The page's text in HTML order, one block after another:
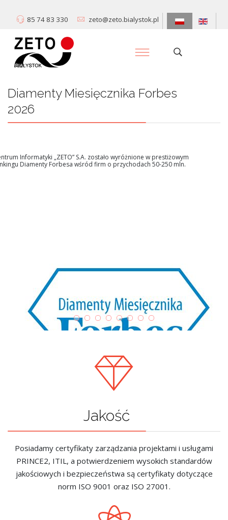
85 74 83 330 zeto@zeto.bialystok.pl
Diamenty Miesięcznika Forbes
2026
Centrum Informatyki „ZETO” S.A. zostało wyróżnione w prestiżowym
rankingu Diamenty Forbesa wśród firm o przychodach 50-250 mln.
Jakość
Posiadamy certyfikaty zarządzania projektami i usługami
PRINCE2, ITIL, a potwierdzeniem wysokich standardów
jakościowych i bezpieczeństwa są certyfikaty dotyczące
norm ISO 9001 oraz ISO 27001.